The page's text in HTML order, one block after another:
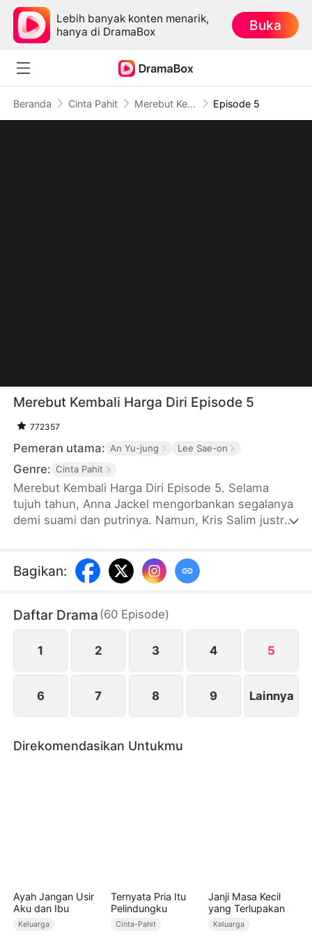
Lebih banyak konten menarik,
hanya di DramaBox
Buka
Beranda Cinta Pahit Merebut Kembali Harga Diri Episode 5
Merebut Kembali Harga Diri Episode 5
772357
Pemeran utama: An Yu-jung Lee Sae-on
Genre: Cinta Pahit
Merebut Kembali Harga Diri Episode 5. Selama
tujuh tahun, Anna Jackel mengorbankan segalanya
demi suami dan putrinya. Namun, Kris Salim justru
menyadari bahwa suami dan putrinya lebih memilih
adiknya sendiri sebagai keluarga mereka. Anna pun
Keluarga Salim, dan bangkit untuk merebut kembali
harga diri serta hidup yang pantas dia miliki.
Bagikan:
Daftar Drama (60 Episode)
1 2 3 4 5
6 7 8 9 Lainnya
Direkomendasikan Untukmu
Ayah Jangan Usir
Aku dan Ibu
Keluarga
Ternyata Pria Itu
Pelindungku
Cinta-Pahit
Janji Masa Kecil
yang Terlupakan
Keluarga